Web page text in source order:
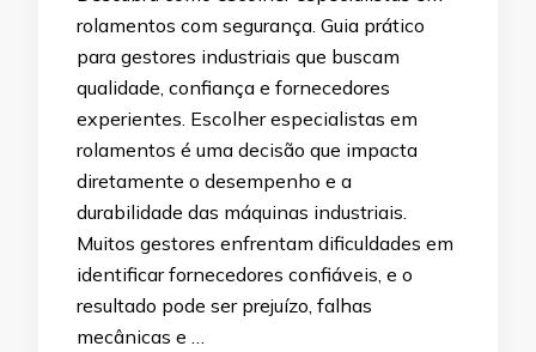
rolamentos com segurança. Guia prático
para gestores industriais que buscam
qualidade, confiança e fornecedores
experientes. Escolher especialistas em
rolamentos é uma decisão que impacta
diretamente o desempenho e a
durabilidade das máquinas industriais.
Muitos gestores enfrentam dificuldades em
identificar fornecedores confiáveis, e o
resultado pode ser prejuízo, falhas
mecânicas e …